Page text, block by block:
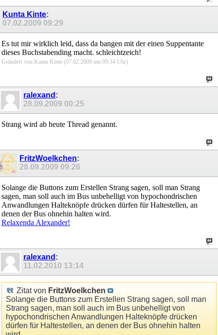
Kunta Kinte:
07.02.2009 09:29
Es tut mir wirklich leid, dass da bangen mit der einen Suppentante
dieses Buchstabending macht. schleichtzeich!
Geändert von Kunta Kinte (07.02.2009 um 09:34 Uhr)
ralexand :
28.09.2009 00:25
Strang wird ab heute Thread genannt.
FritzWoelkchen:
28.09.2009 09:26
Solange die Buttons zum Erstellen Strang sagen, soll man Strang
sagen, man soll auch im Bus unbehelligt von hypochondrischen
Anwandlungen Halteknöpfe drücken dürfen für Haltestellen, an
denen der Bus ohnehin halten wird.
Relaxenda Alexander!
ralexand :
11.02.2010 13:14
Zitat von FritzWoelkchen
Solange die Buttons zum Erstellen Strang sagen, soll man
Strang sagen, man soll auch im Bus unbehelligt von
hypochondrischen Anwandlungen Halteknöpfe drücken
dürfen für Haltestellen, an denen der Bus ohnehin halten